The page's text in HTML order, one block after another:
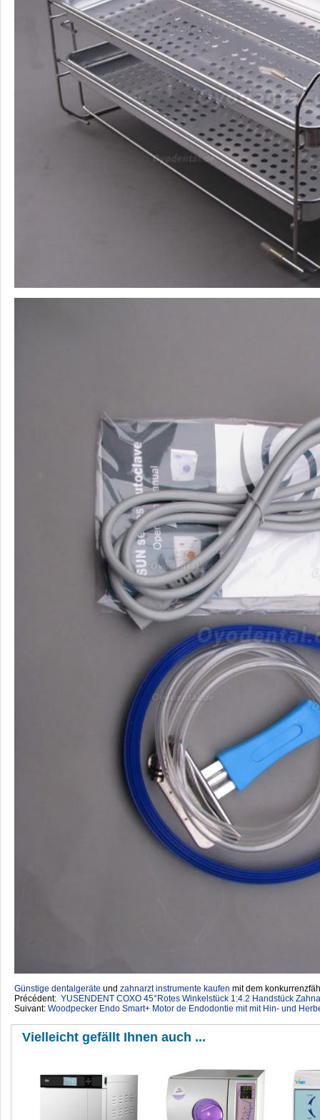
Günstige dentalgeräte ‎ und zahnarzt instrumente kaufen mit dem
Précédent: YUSENDENT COXO 45°Rotes Winkelstück 1:4.2 Handstück
Suivant: Woodpecker Endo Smart+ Motor de Endodontie mit mit Hin- und
Vielleicht gefällt Ihnen auch ...